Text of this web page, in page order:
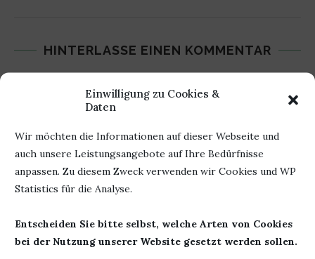
Einwilligung zu Cookies &
Daten
Wir möchten die Informationen auf dieser Webseite und
auch unsere Leistungsangebote auf Ihre Bedürfnisse
anpassen. Zu diesem Zweck verwenden wir Cookies und WP
Statistics für die Analyse.
Entscheiden Sie bitte selbst, welche Arten von Cookies
bei der Nutzung unserer Website gesetzt werden sollen.
HINTERLASSE EINEN KOMMENTAR